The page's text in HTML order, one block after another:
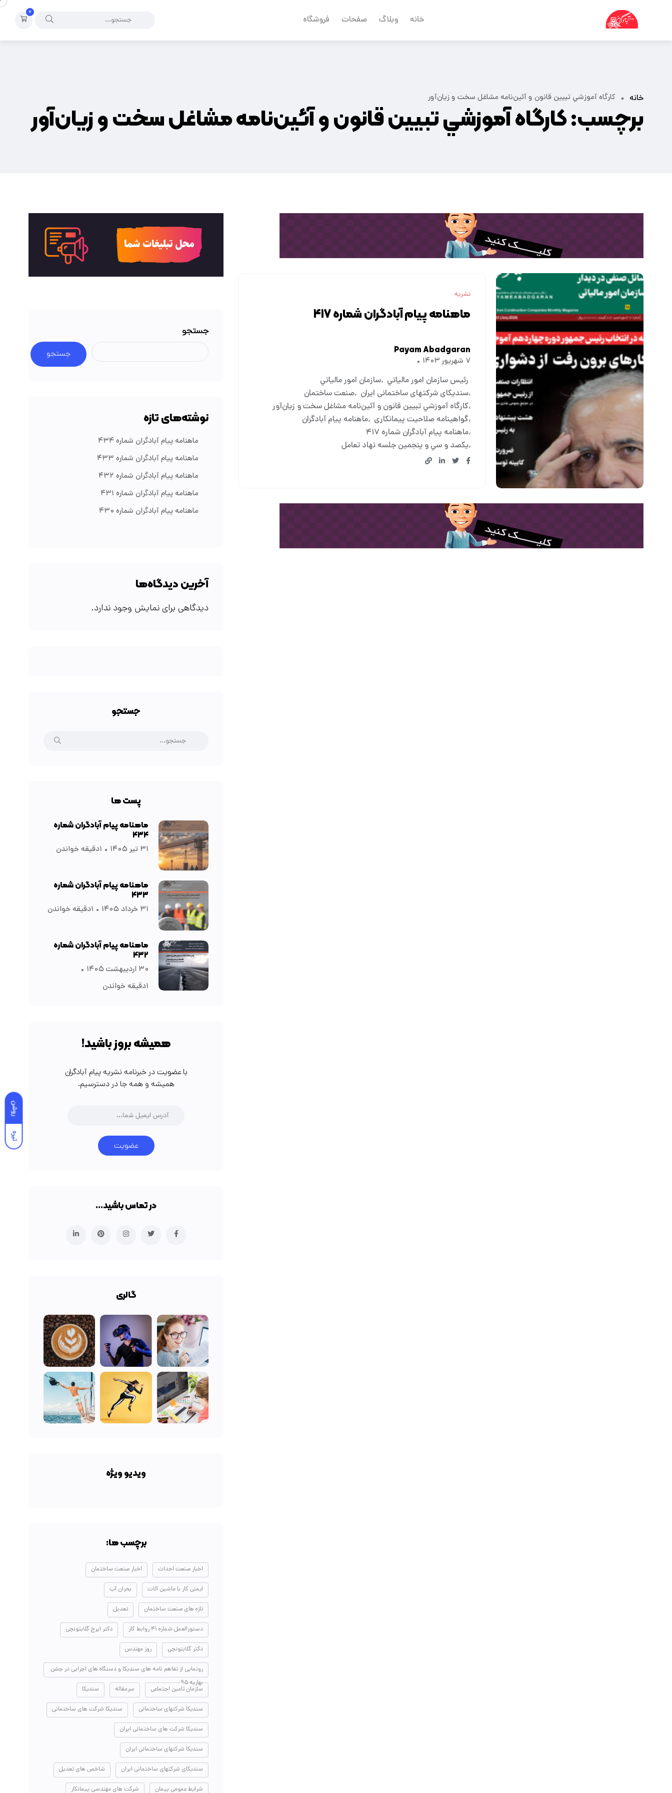
روشن
تیره
خانه وبلاگ صفحات فروشگاه
۰
خانه کارگاه آموزشي تبيين قانون و آئين‌نامه مشاغل سخت ‌و ‌زيان‌آور
برچسب:کارگاه آموزشي تبيين قانون و آئين‌نامه مشاغل سخت ‌و ‌زيان‌آور
نشریه
ماهنامه پیام آبادگران شماره ۴۱۷
Payam Abadgaran
۷ شهریور ۱۴۰۳
رئيس سازمان امور مالياتي سازمان امور مالياتي
سندیکای شرکتهای ساختمانی ایران صنعت ساختمان
کارگاه آموزشي تبيين قانون و آئين‌نامه مشاغل سخت ‌و ‌زيان‌آور
گواهینامه صلاحیت پیمانکاری ماهنامه پیام آبادگران
ماهنامه پیام آبادگران شماره ۴۱۷
يكصد و سي و پنجمين جلسه نهاد تعامل
جستجو
جستجو
نوشته‌های تازه
ماهنامه پیام آبادگران شماره ۴۳۴
ماهنامه پیام آبادگران شماره ۴۳۳
ماهنامه پیام آبادگران شماره ۴۳۲
ماهنامه پیام آبادگران شماره ۴۳۱
ماهنامه پیام آبادگران شماره ۴۳۰
آخرین دیدگاه‌ها
دیدگاهی برای نمایش وجود ندارد.
جستجو
پست ها
ماهنامه پیام آبادگران شماره
۴۳۴
۳۱ تیر ۱۴۰۵ ۱دقیقه خواندن
ماهنامه پیام آبادگران شماره
۴۳۳
۳۱ خرداد ۱۴۰۵ ۱دقیقه خواندن
ماهنامه پیام آبادگران شماره
۴۳۲
۳۰ اردیبهشت ۱۴۰۵
۱دقیقه خواندن
همیشه بروز باشید!
با عضویت در خبرنامه نشریه پیام آبادگران
همیشه و همه جا در دسترسیم.
عضویت
در تماس باشید…
گالری
ویدیو ویژه
برچسب ها:
اخبار صنعت احداث اخبار صنعت ساختمان
ایمنی کار با ماشین آلات بحران آب
تازه های صنعت ساختمان تعدیل
دستورالعمل شماره ۴۱ روابط کار دکتر ایرج گلابتونچی
دکتر گلابتونچی روز مهندس
رونمایی از تفاهم نامه های سندیکا و دستگاه های اجرایی در جشن
بهاریه ۹۵
سازمان تامین اجتماعی سرمقاله سندیکا
سندیکا شرکتهای ساختمانی سندیکا شرکت های ساختمانی
سندیکا شرکت های ساختمانی ایران
سندیکا شرکتهای ساختمانی ایران
سندیکای شرکتهای ساختمانی ایران شاخص های تعدیل
شرایط عمومی پیمان شرکت های مهندسی پیمانکار